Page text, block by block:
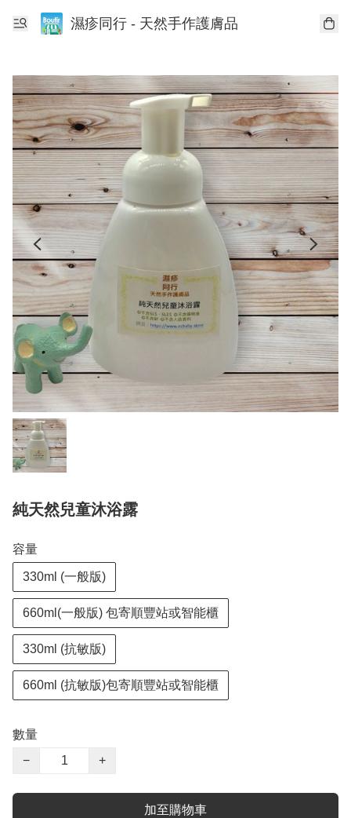
濕疹同行 - 天然手作護膚品
純天然兒童沐浴露
容量
330ml (一般版)
660ml(一般版) 包寄順豐站或智能櫃
330ml (抗敏版)
660ml (抗敏版)包寄順豐站或智能櫃
數量
−
+
加至購物車